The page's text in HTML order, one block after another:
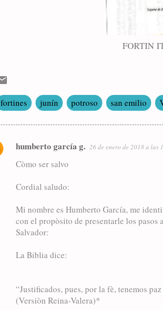
FORTIN
fortines junín potroso san emilio
humberto garcía g. 26 de enero de 2018 a las
Còmo ser salvo
Cordial saludo:
Mi nombre es Humberto García, me
con el propòsito de presentarle los
Salvador:
La Biblia dice:
“Justificados, pues, por la fè, tenemos
(Versiòn Reina-Valera)*